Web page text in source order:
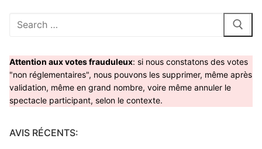
Rechercher
Attention aux votes frauduleux: si nous constatons des votes
"non réglementaires", nous pouvons les supprimer, même après
validation, même en grand nombre, voire même annuler le
spectacle participant, selon le contexte.
AVIS RÉCENTS: